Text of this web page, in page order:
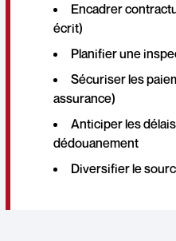
Encadrer
écrit)
Planifier une
Sécuriser les
assurance)
Anticiper les
dédouanement
Diversifier le